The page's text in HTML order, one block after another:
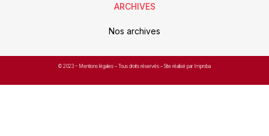
ARCHIVES
Nos archives
© 2023 – Mentions légales – Tous droits réservés – Site réalisé par Improba